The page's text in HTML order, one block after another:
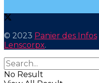
© 2023 Panier des Infos
Lenscorpx.
No Result